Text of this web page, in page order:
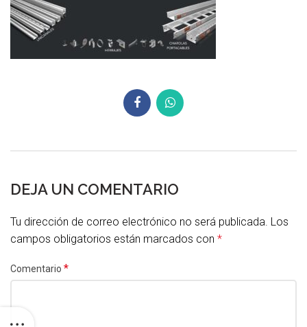
DEJA UN COMENTARIO
Tu dirección de correo electrónico no será publicada. Los
campos obligatorios están marcados con *
Comentario *